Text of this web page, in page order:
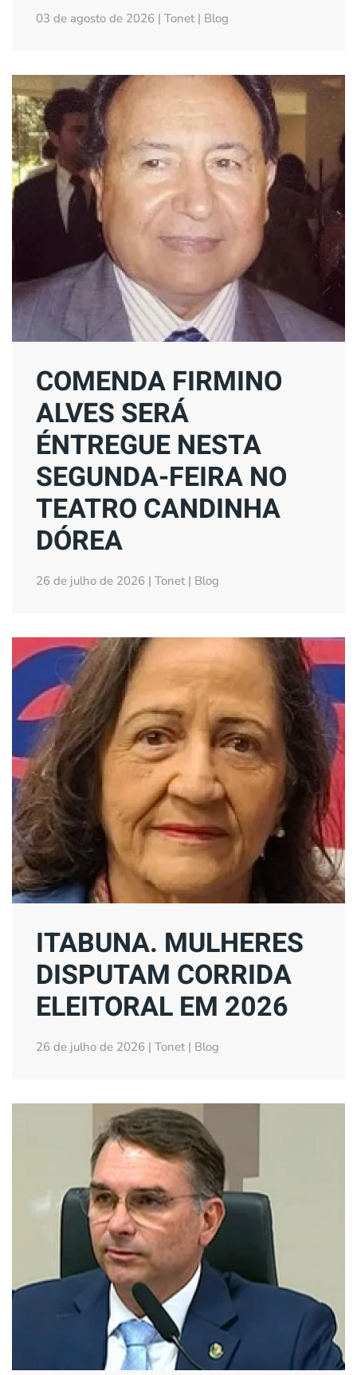
03 de agosto de 2026 | Tonet | Blog
COMENDA FIRMINO
ALVES SERÁ
ÉNTREGUE NESTA
SEGUNDA-FEIRA NO
TEATRO CANDINHA
DÓREA
26 de julho de 2026 | Tonet | Blog
ITABUNA. MULHERES
DISPUTAM CORRIDA
ELEITORAL EM 2026
26 de julho de 2026 | Tonet | Blog